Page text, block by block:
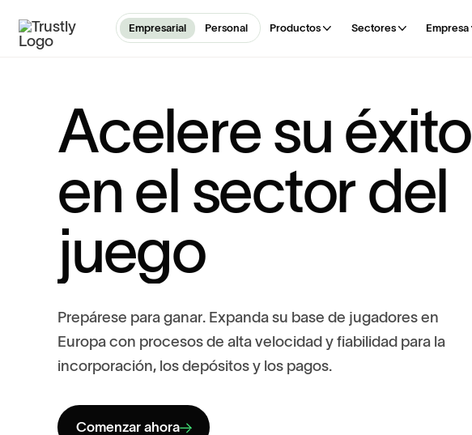
Empresarial Personal Productos Sectores Empresa
Acelere su éxito
en el sector del
juego
Prepárese para ganar. Expanda su base de jugadores en
Europa con procesos de alta velocidad y fiabilidad para la
incorporación, los depósitos y los pagos.
Comenzar ahora